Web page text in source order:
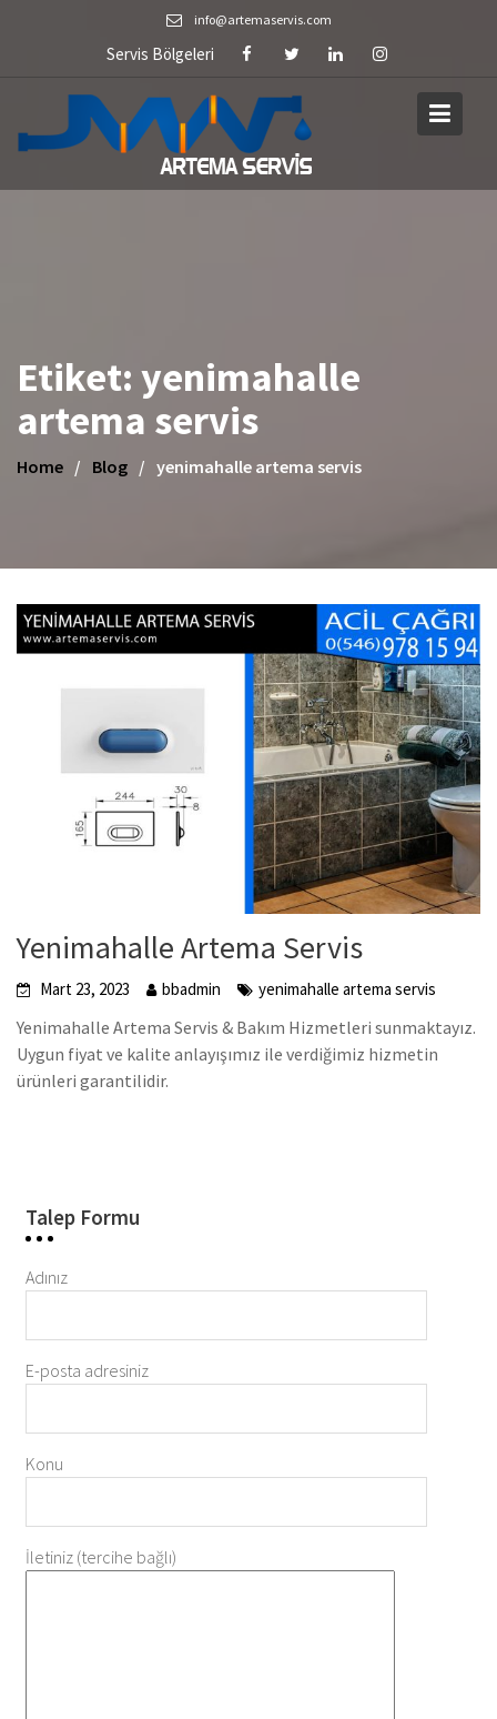
info@artemaservis.com
Servis Bölgeleri
Etiket: yenimahalle
artema servis
Home Blog yenimahalle artema servis
Yenimahalle Artema Servis
Mart 23, 2023 bbadmin yenimahalle artema servis
Yenimahalle Artema Servis & Bakım Hizmetleri sunmaktayız.
Uygun fiyat ve kalite anlayışımız ile verdiğimiz hizmetin
ürünleri garantilidir.
Talep Formu
Adınız
E-posta adresiniz
Konu
İletiniz (tercihe bağlı)